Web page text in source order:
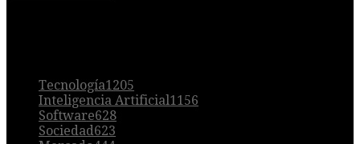
Tecnología1205
Inteligencia Artificial 1156
Software628
Sociedad 623